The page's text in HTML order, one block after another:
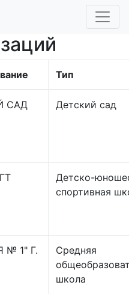
Тип
САД
Детский сад
Детско-
спортивная
№ 1" Г.
Средняя
школа